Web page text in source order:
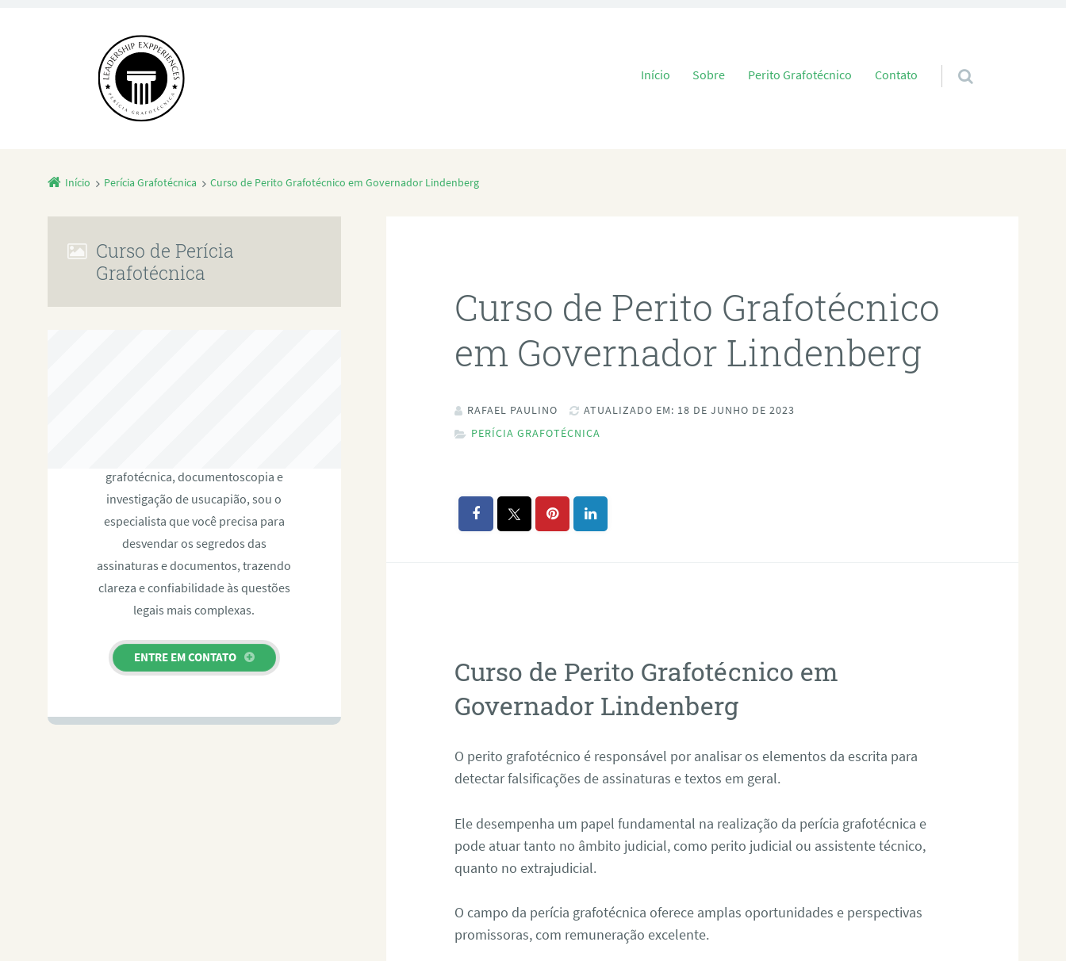
Pular para o conteúdo
Início Sobre Perito Grafotécnico Contato
Início Perícia Grafotécnica Curso de Perito Grafotécnico em Governador Lindenberg
Curso de Perito Grafotécnico
em Governador Lindenberg
RAFAEL PAULINO
ATUALIZADO EM: 18 DE JUNHO DE 2023
PERÍCIA GRAFOTÉCNICA
Curso de Perito Grafotécnico em
Governador Lindenberg
O perito grafotécnico é responsável por analisar os elementos da escrita para
detectar falsificações de assinaturas e textos em geral.
Ele desempenha um papel fundamental na realização da perícia grafotécnica e
pode atuar tanto no âmbito judicial, como perito judicial ou assistente técnico,
quanto no extrajudicial.
O campo da perícia grafotécnica oferece amplas oportunidades e perspectivas
promissoras, com remuneração excelente.
Curso de Perícia
Grafotécnica
grafotécnica, documentoscopia e
investigação de usucapião, sou o
especialista que você precisa para
desvendar os segredos das
assinaturas e documentos, trazendo
clareza e confiabilidade às questões
legais mais complexas.
ENTRE EM CONTATO